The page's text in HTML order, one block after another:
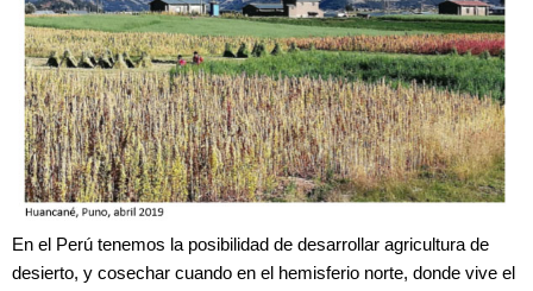
En el Perú tenemos la posibilidad de desarrollar agricultura de
desierto, y cosechar cuando en el hemisferio norte, donde vive el